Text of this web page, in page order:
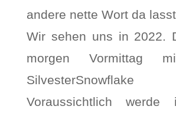
andere nette Wort da
Wir sehen uns in 2022.
morgen Vormittag
Voraussichtlich werde